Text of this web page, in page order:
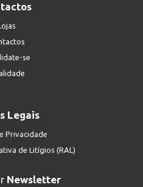
se
Legais
Privacidade
de Litígios (RAL)
Newsletter